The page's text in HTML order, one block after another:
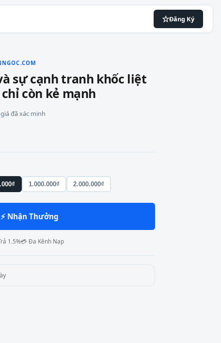
Đăng Ký
sự cạnh tranh khốc liệt
còn kẻ mạnh
giá đã xác minh
1.000.000₫ 2.000.000₫
⚡ Nhận Thưởng
1.5%💳 Đa Kênh Nạp